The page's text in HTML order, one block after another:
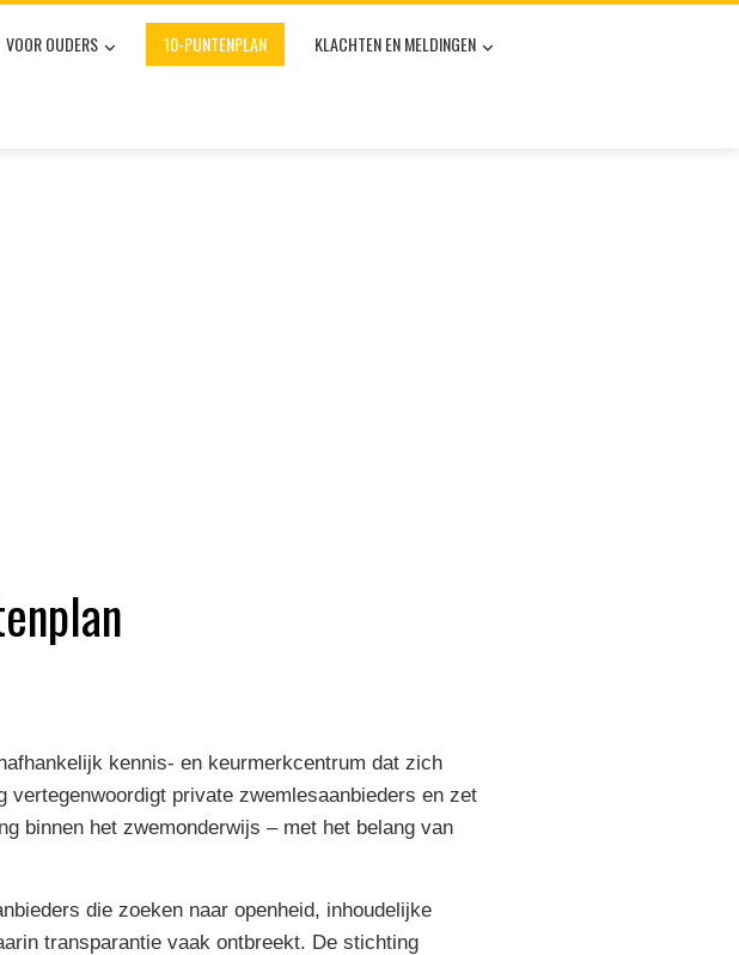
VOOR OUDERS 10-PUNTENPLAN KLACHTEN EN MELDINGEN
kennis- en keurmerkcentrum dat zich
private zwemlesaanbieders en zet
binnen het zwemonderwijs – met het belang van
die zoeken naar openheid, inhoudelijke
transparantie vaak ontbreekt. De stichting